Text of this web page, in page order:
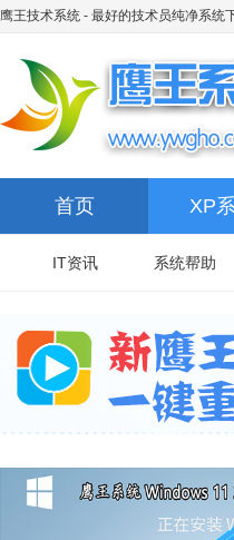
鹰王技术系统 - 最好的技术员纯净系统
首页 XP
IT资讯 系统帮助